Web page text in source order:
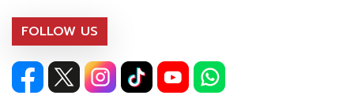
FOLLOW US